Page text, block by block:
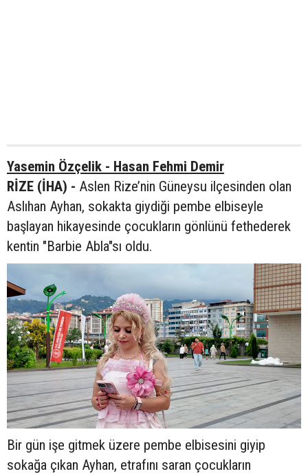
Yasemin Özçelik - Hasan Fehmi Demir
RİZE (İHA) - Aslen Rize’nin Güneysu ilçesinden olan
Aslıhan Ayhan, sokakta giydiği pembe elbiseyle
başlayan hikayesinde çocukların gönlünü fethederek
kentin "Barbie Abla"sı oldu.
Bir gün işe gitmek üzere pembe elbisesini giyip
sokağa çıkan Ayhan, etrafını saran çocukların